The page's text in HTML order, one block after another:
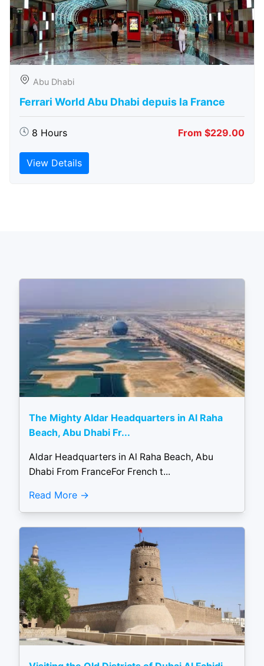
Abu Dhabi
Ferrari World Abu Dhabi depuis la France
8 Hours From $229.00
View Details
The Mighty Aldar Headquarters in Al Raha
Beach, Abu Dhabi Fr...
Aldar Headquarters in Al Raha Beach, Abu
Dhabi From FranceFor French t...
Read More